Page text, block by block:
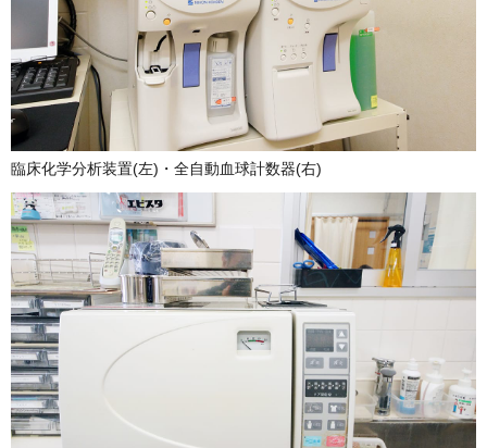
臨床化学分析装置(左)・全自動血球計数器(右)